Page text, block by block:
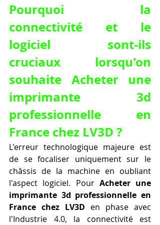
Pourquoi la
connectivité et le
logiciel sont-ils
cruciaux lorsqu'on
souhaite Acheter une
imprimante 3d
professionnelle en
France chez LV3D ?
L'erreur technologique majeure est
de se focaliser uniquement sur le
châssis de la machine en oubliant
l'aspect logiciel. Pour Acheter une
imprimante 3d professionnelle en
France chez LV3D en phase avec
l'Industrie 4.0, la connectivité est